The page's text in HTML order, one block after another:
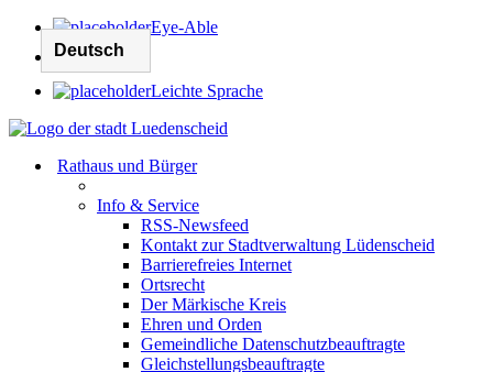
Eye-Able
Leichte Sprache
Rathaus und Bürger
Info & Service
RSS-Newsfeed
Kontakt zur Stadtverwaltung Lüdenscheid
Barrierefreies Internet
Ortsrecht
Der Märkische Kreis
Ehren und Orden
Gemeindliche Datenschutzbeauftragte
Gleichstellungsbeauftragte